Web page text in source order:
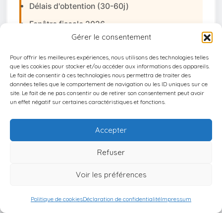
Gérer le consentement
Pour offrir les meilleures expériences, nous utilisons des technologies telles
que les cookies pour stocker et/ou accéder aux informations des appareils.
Le fait de consentir à ces technologies nous permettra de traiter des
données telles que le comportement de navigation ou les ID uniques sur ce
site. Le fait de ne pas consentir ou de retirer son consentement peut avoir
un effet négatif sur certaines caractéristiques et fonctions.
Accepter
Refuser
Voir les préférences
Politique de cookiesDéclaration de confidentialitéImpressum
Délais d'obtention (30-60j)
Fenêtre fiscale 2026
Réglementations en évolution
Nos Garanties
Zéro frais. Zéro engagement.
CONDITIONS REQUISES
l’Union Européenneet lancer votre projet